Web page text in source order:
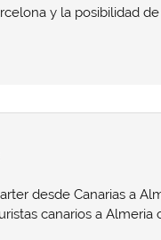
y la posibilidad
desde Canarias a
canarios a Almeria